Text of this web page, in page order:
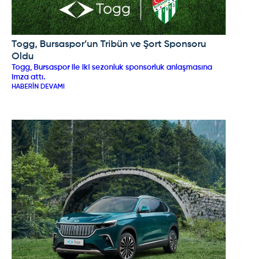
TOGG
Togg, Bursaspor’un Tribün ve Şort Sponsoru
Oldu
Togg, Bursaspor ile iki sezonluk sponsorluk anlaşmasına
imza attı.
HABERIN DEVAMI